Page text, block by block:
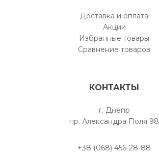
Доставка и оплата
Акции
Избранные товары
Сравнение товаров
КОНТАКТЫ
г. Днепр
пр. Александра Поля 98
+38 (068) 456-28-88